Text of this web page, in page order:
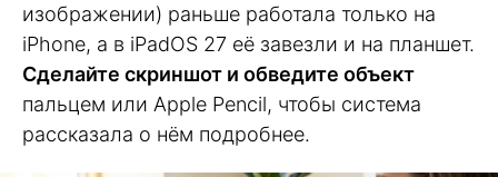
изображении) раньше работала только на
iPhone, а в iPadOS 27 её завезли и на планшет.
Сделайте скриншот и обведите объект
пальцем или Apple Pencil, чтобы система
рассказала о нём подробнее.